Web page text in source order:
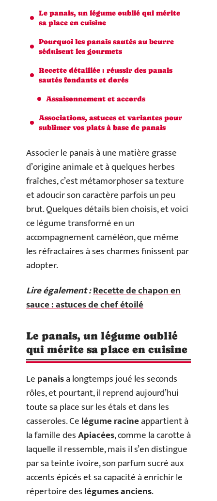
Le panais, un légume oublié qui mérite
sa place en cuisine
Pourquoi les panais sautés au beurre
séduisent les gourmets
Recette détaillée : réussir des panais
sautés fondants et dorés
Assaisonnement et accords
Associations, astuces et variantes pour
sublimer vos plats à base de panais
Associer le panais à une matière grasse
d’origine animale et à quelques herbes
fraîches, c’est métamorphoser sa texture
et adoucir son caractère parfois un peu
brut. Quelques détails bien choisis, et voici
ce légume transformé en un
accompagnement caméléon, que même
les réfractaires à ses charmes finissent par
adopter.
Lire également :Recette de chapon en
sauce : astuces de chef étoilé
Le panais, un légume oublié
qui mérite sa place en cuisine
Lepanaisa longtemps joué les seconds
rôles, et pourtant, il reprend aujourd’hui
toute sa place sur les étals et dans les
casseroles. Celégume racineappartient à
la famille desApiacées, comme la carotte à
laquelle il ressemble, mais il s’en distingue
par sa teinte ivoire, son parfum sucré aux
accents épicés et sa capacité à enrichir le
répertoire deslégumes anciens.